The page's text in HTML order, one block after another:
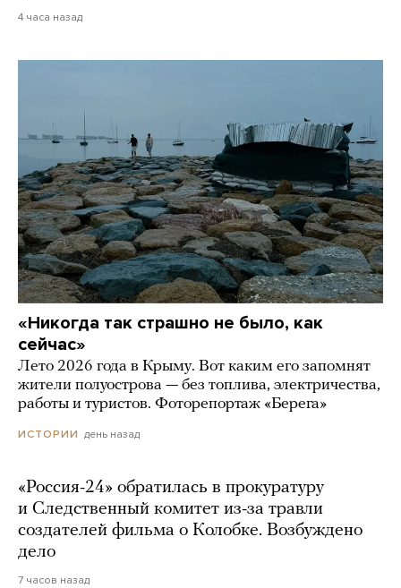
4 часа назад
«Никогда так страшно не было, как
сейчас»
Лето 2026 года в Крыму. Вот каким его запомнят
жители полуострова — без топлива, электричества,
работы и туристов. Фоторепортаж «Берега»
ИСТОРИИ день назад
«Россия-24» обратилась в прокуратуру
и Следственный комитет из-за травли
создателей фильма о Колобке. Возбуждено
дело
7 часов назад